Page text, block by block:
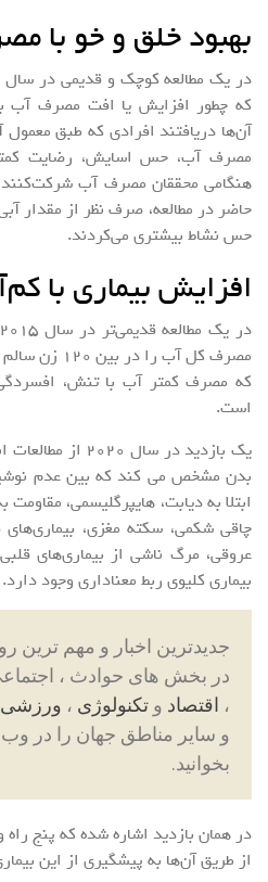
بهبود خلق و خو با
که چطور افزایش یا افت مصرف آب
آن‌ها دریافتند افرادی که طبق
مصرف آب، حس اسایش، رضایت
هنگامی محققان مصرف آب
حاضر در مطالعه، صرف نظر از مقدار
حس نشاط بیشتری می‌کردند.
افزایش بیماری با
مصرف کل آب
که مصرف کمتر آب با تنش،
است.
یک بازدید در سال
بدن مشخص می کند که بین عدم
ابتلا به دیابت، هایپرگلیسمی،
چاقی شکمی، سکته مغزی،
عروقی، مرگ ناشی از بیماری‌های
بیماری کلیوی ربط معناداری وجود دارد.
در بخش های حوادث ،
، اقتصاد و تکنولوژی ، ورزشی
و سایر مناطق جهان را در
بخوانید.
در همان بازدید اشاره شده که پنج راه
از طریق آن‌ها به پیشگیری از این